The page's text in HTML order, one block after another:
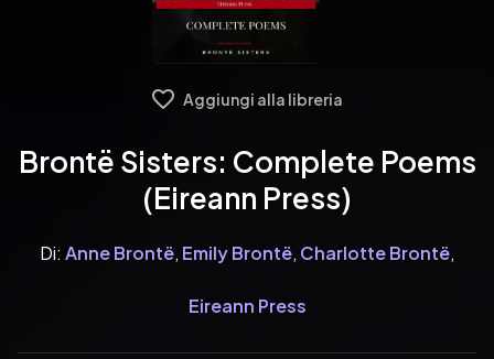
Aggiungi alla libreria
Brontë Sisters: Complete Poems
(Eireann Press)
Di: Anne Brontë, Emily Brontë, Charlotte Brontë,
Eireann Press